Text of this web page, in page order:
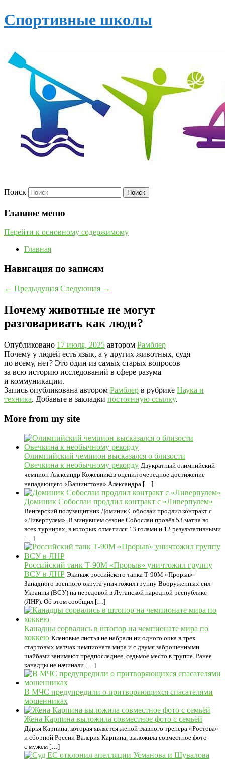
Спортивные школы
Поиск
Главное меню
Перейти к основному содержимому
Главная
Навигация по записям
← Предыдущая Следующая →
Почему животные не могут
разговаривать как люди?
Опубликовано 17 июля, 2025 автором Рамблер
Почему у людей есть язык, а у других животных, судя
по всему, нет? Это один из самых старых вопросов
за всю историю исследований в сфере разума
и коммуникации.
Запись опубликована автором Рамблер в рубрике Наука и
техника. Добавьте в закладки постоянную ссылку.
More from my site
Олимпийский чемпион высказался о близости
Овечкина к необычному рекорду Двукратный олимпийский
чемпион Александр Кожевников оценил очередное достижение
нападающего «Вашингтона» Александра […]
Доминик Собослаи продлил контракт с «Ливерпулем»
Венгерский полузащитник Доминик Собослаи продлил контракт с
«Ливерпулем». В минувшем сезоне Собослаи провёл 53 матча во
всех турнирах, в которых отметился 13 голами и 12 результативными
[…]
Российский танк Т-90М «Прорыв» уничтожил группу
ВСУ в ЛНР Экипаж российского танка Т-90М «Прорыв»
Западного военного округа уничтожил группу Вооруженных сил
Украины (ВСУ) на передовой в Луганской народной республике
(ЛНР). Об этом сообщил […]
Канадцы сорвались в штопор на чемпионате мира по
хоккею Кленовые листья не набрали ни одного очка в трех
стартовых матчах чемпионата мира и с двумя заброшенными
шайбами занимают предпоследнее, седьмое место в группе. Ранее
канадцы не начинали […]
В МЧС предупредили о притворяющихся спасателями
мошенниках
Жена Карпина выложила совместное фото с семьёй
Дарья Карпина, которая является женой главного тренера «Ростова»
и сборной России Валерия Карпина, выложила совместное фото
с мужем […]